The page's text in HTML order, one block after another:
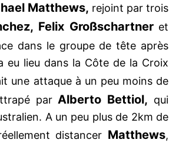
Matthews, rejoint par trois
Felix Großschartneret
dans le groupe de tête après
eu lieu dans la Côte de la Croix
une attaque à un peu moins de
parAlberto Bettiol, qui
A un peu plus de 2km de
distancer Matthews,